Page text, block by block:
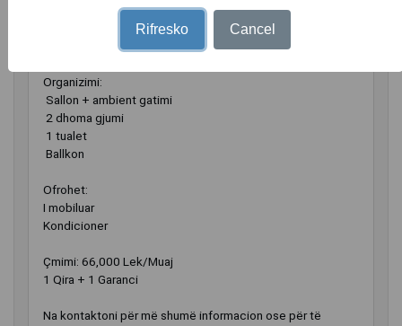
Sipërfaqe: 115 m²
Organizimi:
️ Sallon + ambient gatimi
️ 2 dhoma gjumi
️ 1 tualet
️ Ballkon
Ofrohet:
I mobiluar
Kondicioner
Çmimi: 66,000 Lek/Muaj
1 Qira + 1 Garanci
Na kontaktoni për më shumë informacion ose për të
Rifresko Cancel